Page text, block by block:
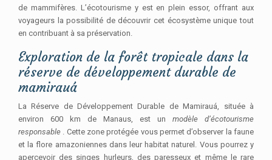
de mammifères. L’écotourisme y est en plein essor, offrant aux
voyageurs la possibilité de découvrir cet écosystème unique tout
en contribuant à sa préservation.
Exploration de la forêt tropicale dans la
réserve de développement durable de
mamirauá
La Réserve de Développement Durable de Mamirauá, située à
environ 600 km de Manaus, est un modèle d’écotourisme
responsable . Cette zone protégée vous permet d’observer la faune
et la flore amazoniennes dans leur habitat naturel. Vous pourrez y
apercevoir des singes hurleurs, des paresseux et même le rare